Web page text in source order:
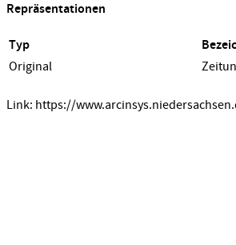
Repräsentationen
Typ
Original
Link: https://